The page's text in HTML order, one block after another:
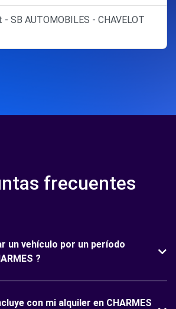
SB AUTOMOBILES - CHAVELOT
frecuentes
un vehículo por un período
?
con mi alquiler en CHARMES